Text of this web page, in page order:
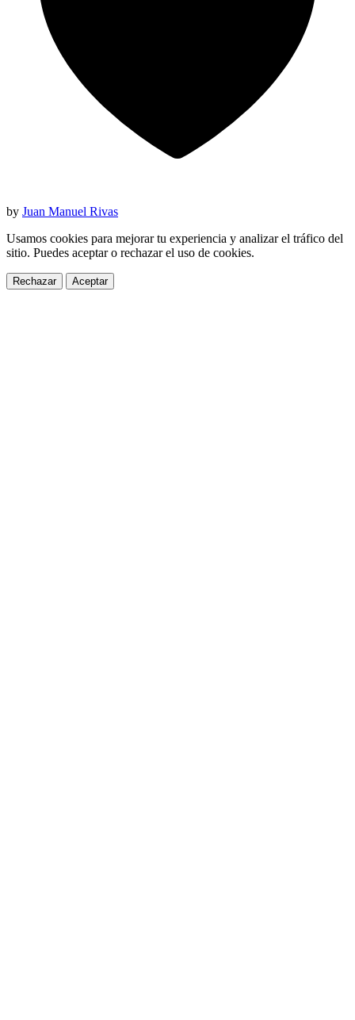
by Juan Manuel Rivas
Usamos cookies para mejorar tu experiencia y analizar el tráfico del
sitio. Puedes aceptar o rechazar el uso de cookies.
Rechazar Aceptar